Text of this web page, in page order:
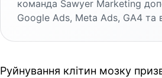
команда Sawyer Marketing
Google Ads, Meta Ads, GA4 та
Руйнування клітин мозку